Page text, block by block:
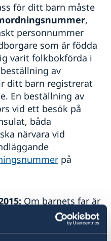
för ditt barn måste
,
personnummer
som är födda
varit folkbokförda i
av
ditt barn registrerat
En beställning av
vid ett besök på
båda
närvara vid
på
Om barnets far är
inte barnets mor, och
varandra, måste